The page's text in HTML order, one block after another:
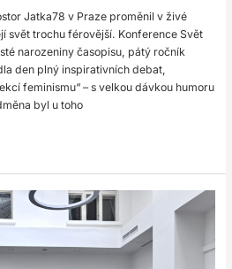
Jatka78 v Praze proměnil v živé
svět trochu férovější. Konference Svět
narozeniny časopisu, pátý ročník
den plný inspirativních debat,
feminismu“ – s velkou dávkou humoru
byl u toho